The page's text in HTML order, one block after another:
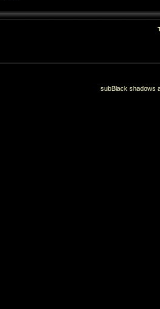
subBlack shadows